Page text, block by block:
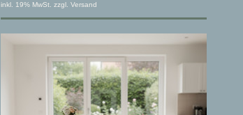
inkl. 19% MwSt. zzgl. Versand